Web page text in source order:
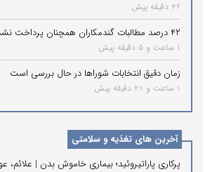
46 دقیقه پیش
۴۲ درصد مطالبات گندمکاران همچنان پرداخت نشده است
1 ساعت و 5 دقیقه پیش
زمان دقیق انتخابات شوراها در حال بررسی است
1 ساعت و 21 دقیقه پیش
آخرین های تغذیه و سلامتی
پرکاری پاراتیروئید؛ بیماری خاموش بدن | علائم،